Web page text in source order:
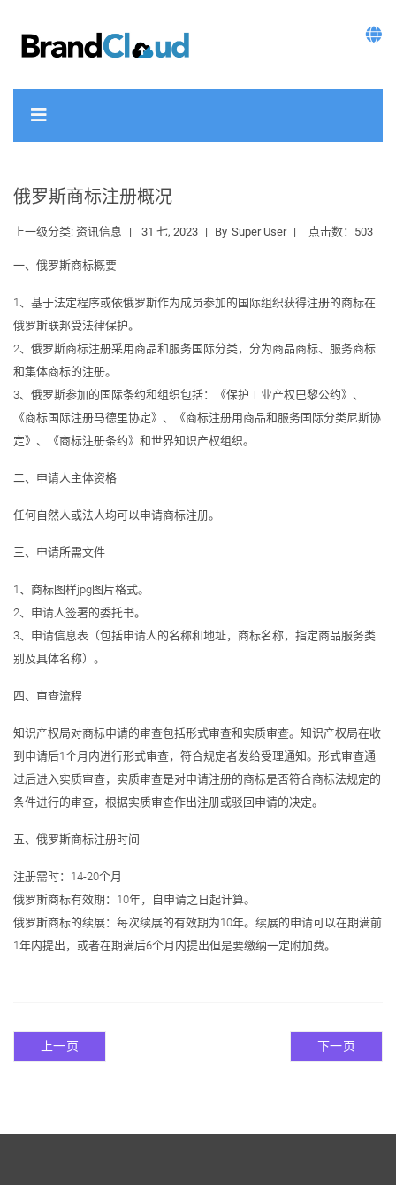
俄罗斯商标注册概况
上一级分类: 资讯信息 31 七, 2023 By Super User 点击数：503
一、俄罗斯商标概要
1、基于法定程序或依俄罗斯作为成员参加的国际组织获得注册的商标在
俄罗斯联邦受法律保护。
2、俄罗斯商标注册采用商品和服务国际分类，分为商品商标、服务商标
和集体商标的注册。
3、俄罗斯参加的国际条约和组织包括：《保护工业产权巴黎公约》、
《商标国际注册马德里协定》、《商标注册用商品和服务国际分类尼斯协
定》、《商标注册条约》和世界知识产权组织。
二、申请人主体资格
任何自然人或法人均可以申请商标注册。
三、申请所需文件
1、商标图样jpg图片格式。
2、申请人签署的委托书。
3、申请信息表（包括申请人的名称和地址，商标名称，指定商品服务类
别及具体名称）。
四、审查流程
知识产权局对商标申请的审查包括形式审查和实质审查。知识产权局在收
到申请后1个月内进行形式审查，符合规定者发给受理通知。形式审查通
过后进入实质审查，实质审查是对申请注册的商标是否符合商标法规定的
条件进行的审查，根据实质审查作出注册或驳回申请的决定。
五、俄罗斯商标注册时间
注册需时：14-20个月
俄罗斯商标有效期：10年，自申请之日起计算。
俄罗斯商标的续展：每次续展的有效期为10年。续展的申请可以在期满前
1年内提出，或者在期满后6个月内提出但是要缴纳一定附加费。
上一页 下一页